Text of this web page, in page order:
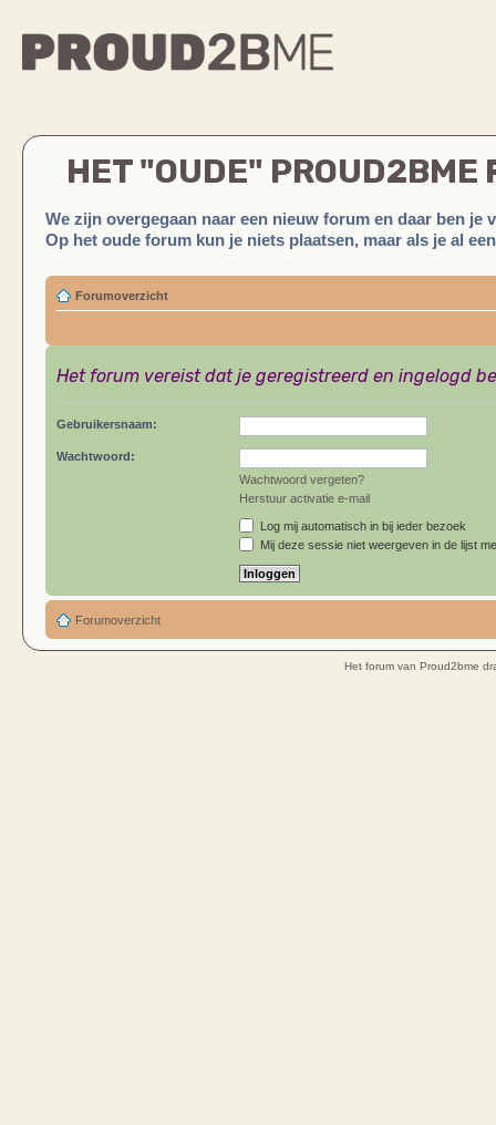
HET "OUDE" PROUD2BME
We zijn overgegaan naar een nieuw forum en daar ben je
Op het oude forum kun je niets plaatsen, maar als je al
Forumoverzicht
Het forum vereist dat je geregistreerd en ingelogd
Gebruikersnaam:
Wachtwoord:
Wachtwoord vergeten?
Herstuur activatie e-mail
Log mij automatisch in bij ieder bezoek
Mij deze sessie niet weergeven in de lijst
Forumoverzicht
Het forum van Proud2bme